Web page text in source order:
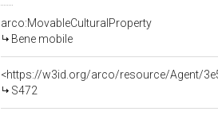
arco:MovableCulturalProperty
Bene mobile
<https://w3id.org/arco/resource/Agent/
S472